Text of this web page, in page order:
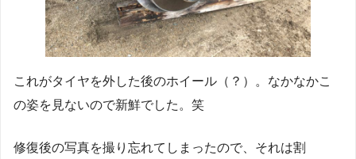
これがタイヤを外した後のホイール（？）。なかなかこ
の姿を見ないので新鮮でした。笑
修復後の写真を撮り忘れてしまったので、それは割